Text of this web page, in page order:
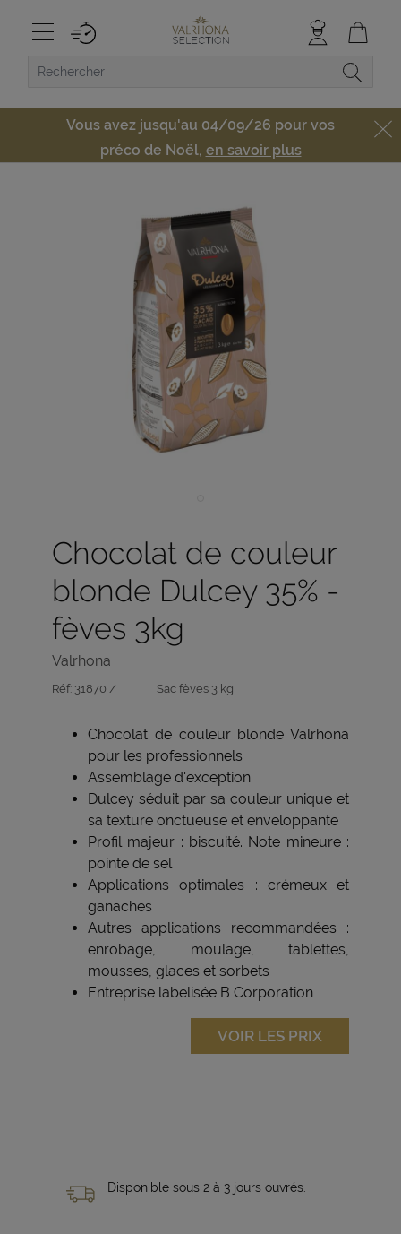
Vous avez jusqu'au 04/09/26 pour vos
préco de Noël, en savoir plus
Chocolat de couleur
blonde Dulcey 35% -
fèves 3kg
Valrhona
Réf: 31870 / Sac fèves 3 kg
Chocolat de couleur blonde Valrhona
pour les professionnels
Assemblage d'exception
Dulcey séduit par sa couleur unique et
sa texture onctueuse et enveloppante
Profil majeur : biscuité. Note mineure :
pointe de sel
Applications optimales : crémeux et
ganaches
Autres applications recommandées :
enrobage, moulage, tablettes,
mousses, glaces et sorbets
Entreprise labelisée B Corporation
VOIR LES PRIX
Disponible sous 2 à 3 jours ouvrés.